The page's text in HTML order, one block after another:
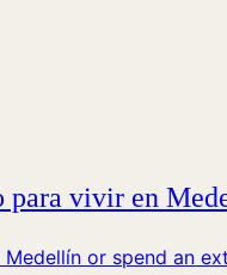
para vivir en
or spend an